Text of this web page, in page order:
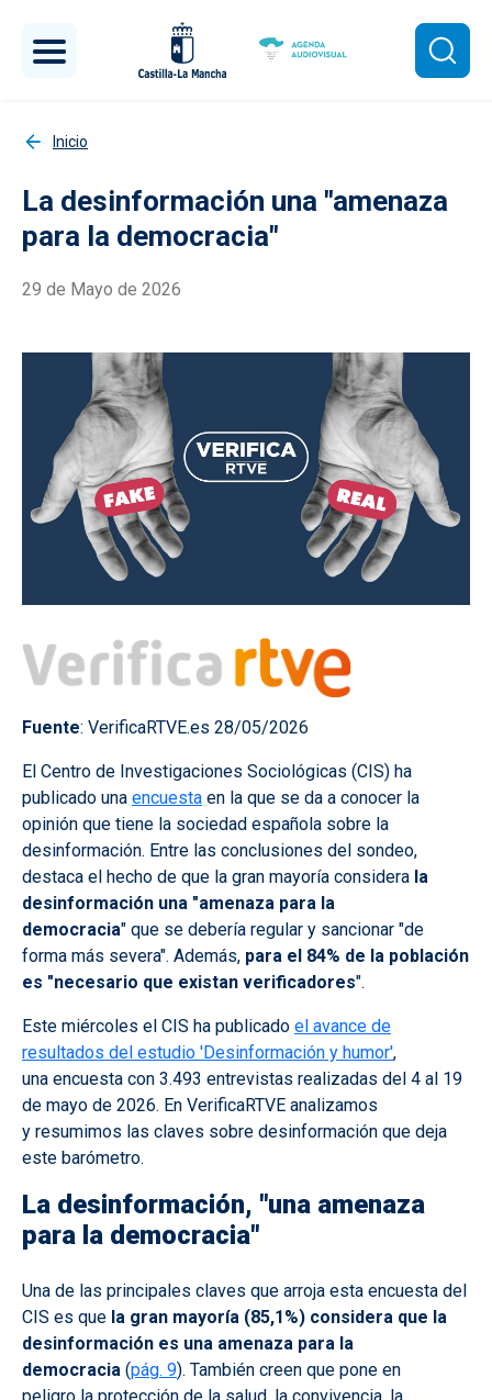
Inicio
La desinformación una "amenaza
para la democracia"
29 de Mayo de 2026
Fuente: VerificaRTVE.es 28/05/2026
El Centro de Investigaciones Sociológicas (CIS) ha
publicado una encuesta en la que se da a conocer la
opinión que tiene la sociedad española sobre la
desinformación. Entre las conclusiones del sondeo,
destaca el hecho de que la gran mayoría considera la
desinformación una "amenaza para la
democracia" que se debería regular y sancionar "de
forma más severa". Además, para el 84% de la población
es "necesario que existan verificadores".
Este miércoles el CIS ha publicado el avance de
resultados del estudio 'Desinformación y humor',
una encuesta con 3.493 entrevistas realizadas del 4 al 19
de mayo de 2026. En VerificaRTVE analizamos
y resumimos las claves sobre desinformación que deja
este barómetro.
La desinformación, "una amenaza
para la democracia"
Una de las principales claves que arroja esta encuesta del
CIS es que la gran mayoría (85,1%) considera que la
desinformación es una amenaza para la
democracia (pág. 9). También creen que pone en